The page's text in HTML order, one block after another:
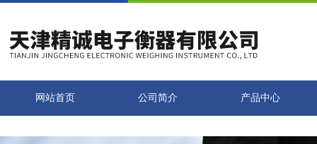
网站首页 公司简介 产品中心